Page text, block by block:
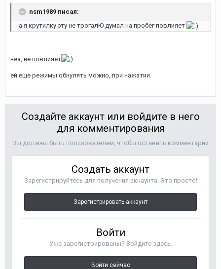
nsm1989 писал:
а я крутилку эту не трогалЮ думал на пробег повлияет
неа, не повлияет
ей еще режимы обнулять можно, при нажатии.
Создайте аккаунт или войдите в него
для комментирования
Вы должны быть пользователем, чтобы оставить комментарий
Создать аккаунт
Зарегистрируйтесь для получения аккаунта. Это просто!
Зарегистрировать аккаунт
Войти
Уже зарегистрированы? Войдите здесь.
Войти сейчас